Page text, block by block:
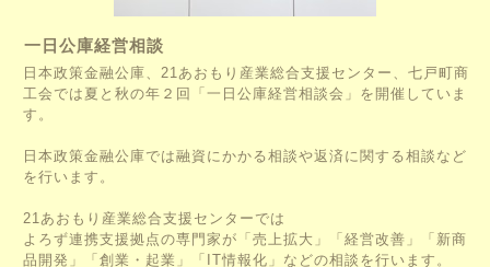
一日公庫経営相談
日本政策金融公庫、21あおもり産業総合支援センター、七戸町商
工会では夏と秋の年２回「一日公庫経営相談会」を開催していま
す。
日本政策金融公庫では融資にかかる相談や返済に関する相談など
を行います。
21あおもり産業総合支援センターでは
よろず連携支援拠点の専門家が「売上拡大」「経営改善」「新商
品開発」「創業・起業」「IT情報化」などの相談を行います。